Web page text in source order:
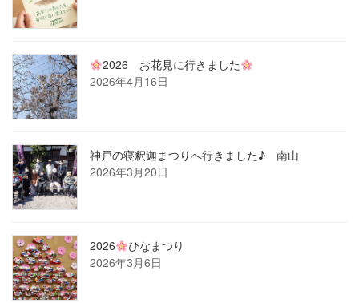
2026 お花見に行きました
2026年4月16日
神戸の寝釈迦まつりへ行きました♪ 南山
2026年3月20日
2026
ひなまつり
2026年3月6日